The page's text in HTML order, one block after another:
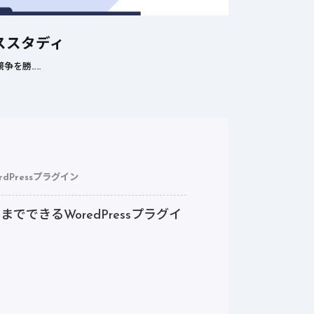
タディ
争を勝……
プラグイン
でできるWoredPressプラグイ